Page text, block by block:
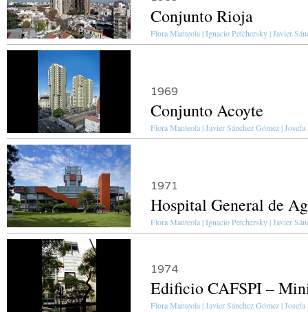
Conjunto Rioja
Flora Manteola | Ignacio Petchersky | Javier
1969
Conjunto Acoyte
Flora Manteola | Javier Sánchez Gómez |
1971
Hospital General de
Flora Manteola | Ignacio Petchersky | Javier
1974
Edificio CAFSPI –
Flora Manteola | Javier Sánchez Gómez |